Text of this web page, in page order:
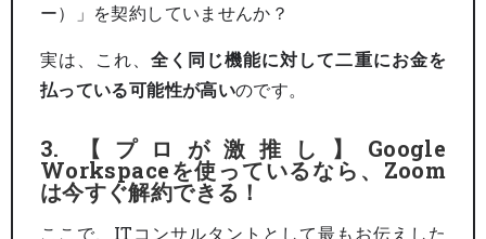
ー）」を契約していませんか？
実は、これ、全く同じ機能に対して二重にお金を
払っている可能性が高いのです。
3. 【プロが激推し】Google
Workspaceを使っているなら、Zoom
は今すぐ解約できる！
ここで、ITコンサルタントとして最もお伝えした